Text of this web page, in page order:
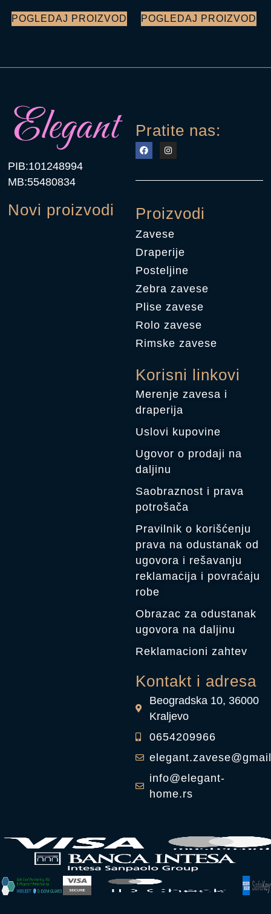
POGLEDAJ PROIZVOD POGLEDAJ PROIZVOD
PIB:101248994
MB:55480834
Novi proizvodi
Pratite nas:
Proizvodi
Zavese
Draperije
Posteljine
Zebra zavese
Plise zavese
Rolo zavese
Rimske zavese
Korisni linkovi
Merenje zavesa i
draperija
Uslovi kupovine
Ugovor o prodaji na
daljinu
Saobraznost i prava
potrošača
Pravilnik o korišćenju
prava na odustanak od
ugovora i rešavanju
reklamacija i povraćaju
robe
Obrazac za odustanak
ugovora na daljinu
Reklamacioni zahtev
Kontakt i adresa
Beogradska 10, 36000
Kraljevo
0654209966
info@elegant-
home.rs